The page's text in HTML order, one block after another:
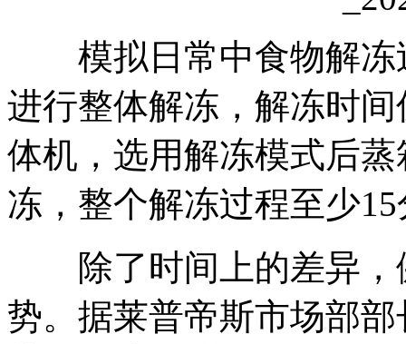
模拟日常中食物解冻
进行整体解冻，解冻时
体机，选用解冻模式后
冻，整个解冻过程至少
除了时间上的差异，
势。据莱普帝斯市场部